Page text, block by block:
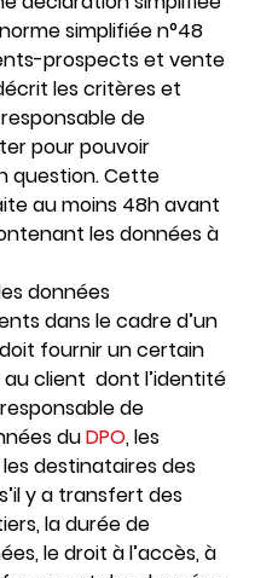
simplifiée n°48
prospects et vente
les critères et
de
pour pouvoir
question. Cette
au moins 48h avant
les données à
données
dans le cadre d’un
fournir un certain
client dont l’identité
de
duDPO, les
destinataires des
y a transfert des
la durée de
le droit à l’accès, à